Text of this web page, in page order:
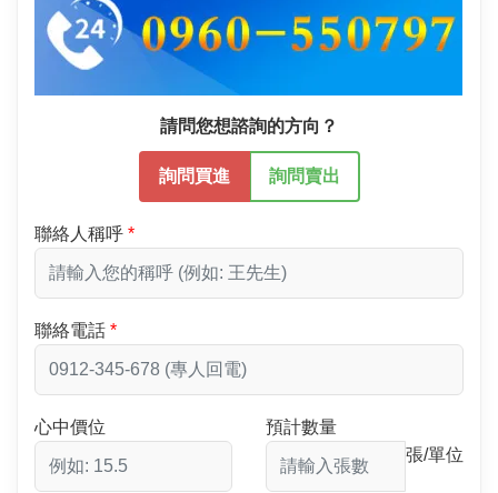
請問您想諮詢的方向？
詢問買進 詢問賣出
聯絡人稱呼
聯絡電話
心中價位
預計數量
張/單位